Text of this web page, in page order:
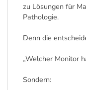
zu Lösungen für
Pathologie.
Denn die
„Welcher Monitor
Sondern: